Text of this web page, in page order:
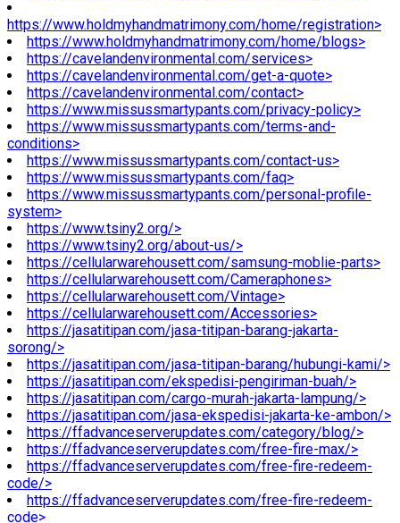
https://www.holdmyhandmatrimony.com/home/registration>
https://www.holdmyhandmatrimony.com/home/blogs>
https://cavelandenvironmental.com/services>
https://cavelandenvironmental.com/get-a-quote>
https://cavelandenvironmental.com/contact>
https://www.missussmartypants.com/privacy-policy>
https://www.missussmartypants.com/terms-and-
conditions>
https://www.missussmartypants.com/contact-us>
https://www.missussmartypants.com/faq>
https://www.missussmartypants.com/personal-profile-
system>
https://www.tsiny2.org/>
https://www.tsiny2.org/about-us/>
https://cellularwarehousett.com/samsung-moblie-parts>
https://cellularwarehousett.com/Cameraphones>
https://cellularwarehousett.com/Vintage>
https://cellularwarehousett.com/Accessories>
https://jasatitipan.com/jasa-titipan-barang-jakarta-
sorong/>
https://jasatitipan.com/jasa-titipan-barang/hubungi-kami/>
https://jasatitipan.com/ekspedisi-pengiriman-buah/>
https://jasatitipan.com/cargo-murah-jakarta-lampung/>
https://jasatitipan.com/jasa-ekspedisi-jakarta-ke-ambon/>
https://ffadvanceserverupdates.com/category/blog/>
https://ffadvanceserverupdates.com/free-fire-max/>
https://ffadvanceserverupdates.com/free-fire-redeem-
code/>
https://ffadvanceserverupdates.com/free-fire-redeem-
code>